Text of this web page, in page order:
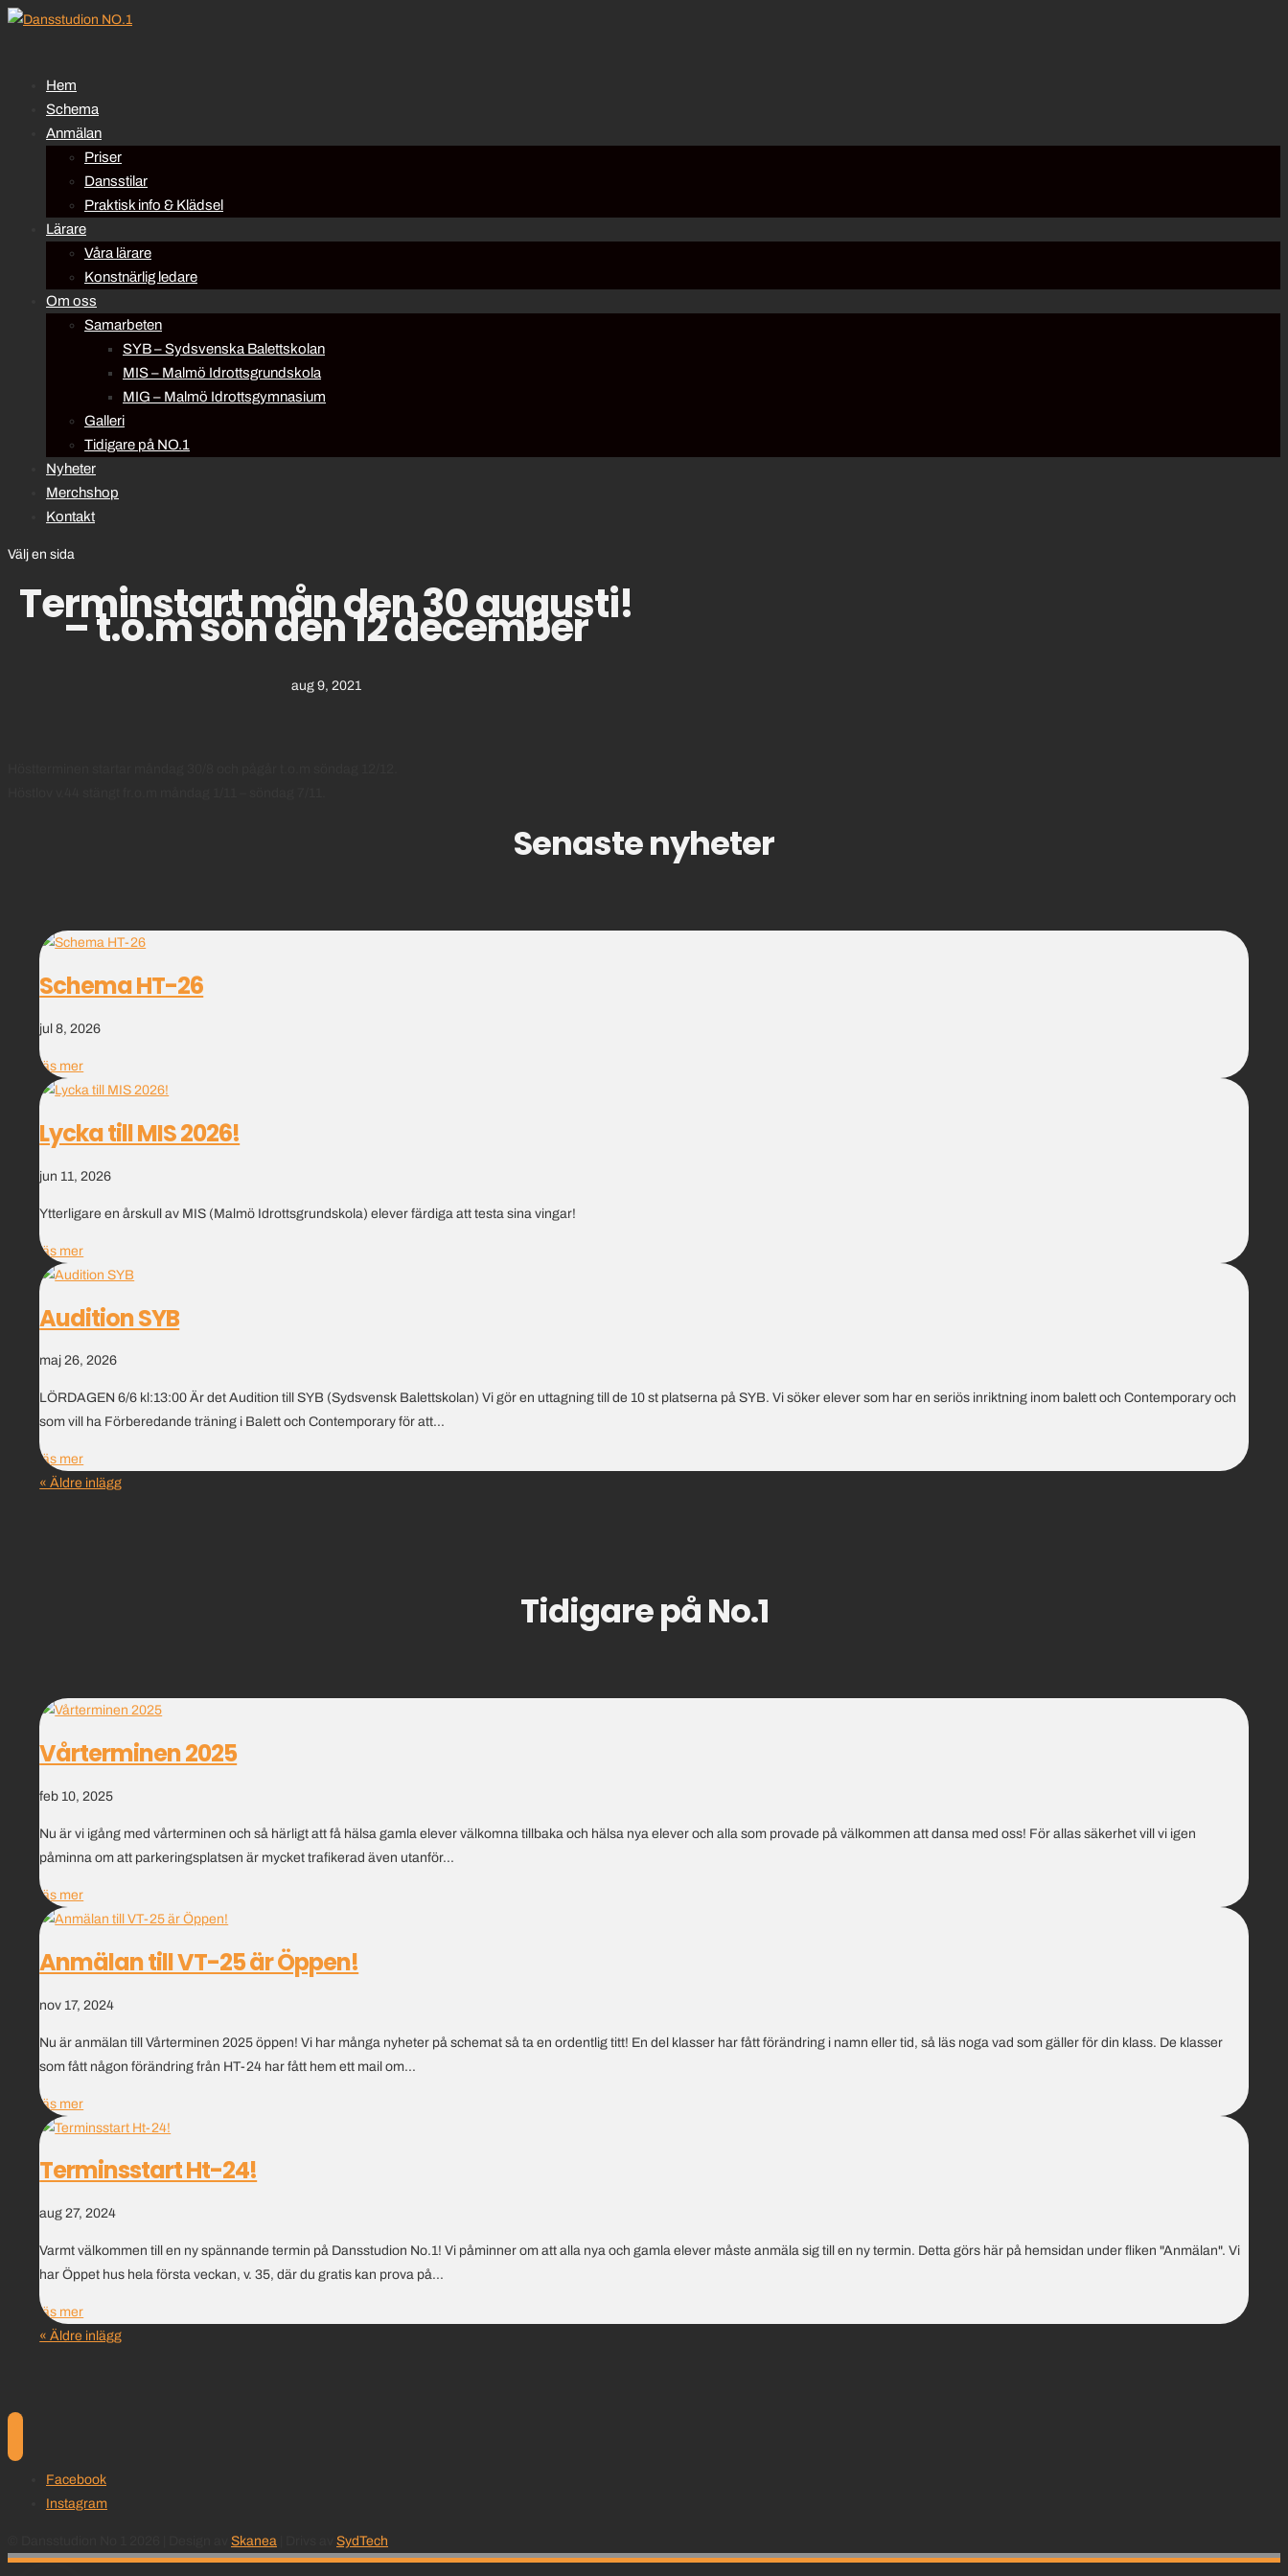
Hem
Schema
Anmälan
Priser
Dansstilar
Praktisk info & Klädsel
Lärare
Våra lärare
Konstnärlig ledare
Om oss
Samarbeten
SYB – Sydsvenska Balettskolan
MIS – Malmö Idrottsgrundskola
MIG – Malmö Idrottsgymnasium
Galleri
Tidigare på NO.1
Nyheter
Merchshop
Kontakt
Välj en sida
Terminstart mån den 30 augusti!
– t.o.m sön den 12 december
aug 9, 2021
Senaste nyheter
Schema HT-26
jul 8, 2026
läs mer
Lycka till MIS 2026!
jun 11, 2026
Ytterligare en årskull av MIS (Malmö Idrottsgrundskola) elever färdiga att testa sina vingar!
läs mer
Audition SYB
maj 26, 2026
LÖRDAGEN 6/6 kl:13:00 Är det Audition till SYB (Sydsvensk Balettskolan) Vi gör en uttagning till de 10 st platserna på SYB. Vi söker elever som har en seriös inriktning inom balett och Contemporary och
som vill ha Förberedande träning i Balett och Contemporary för att...
läs mer
« Äldre inlägg
Tidigare på No.1
Vårterminen 2025
feb 10, 2025
Nu är vi igång med vårterminen och så härligt att få hälsa gamla elever välkomna tillbaka och hälsa nya elever och alla som provade på välkommen att dansa med oss! För allas säkerhet vill vi igen
påminna om att parkeringsplatsen är mycket trafikerad även utanför...
läs mer
Anmälan till VT-25 är Öppen!
nov 17, 2024
Nu är anmälan till Vårterminen 2025 öppen! Vi har många nyheter på schemat så ta en ordentlig titt! En del klasser har fått förändring i namn eller tid, så läs noga vad som gäller för din klass. De klasser
som fått någon förändring från HT-24 har fått hem ett mail om...
läs mer
Terminsstart Ht-24!
aug 27, 2024
Varmt välkommen till en ny spännande termin på Dansstudion No.1! Vi påminner om att alla nya och gamla elever måste anmäla sig till en ny termin. Detta görs här på hemsidan under fliken "Anmälan". Vi
har Öppet hus hela första veckan, v. 35, där du gratis kan prova på...
läs mer
« Äldre inlägg
Facebook
Instagram
Skanea SydTech